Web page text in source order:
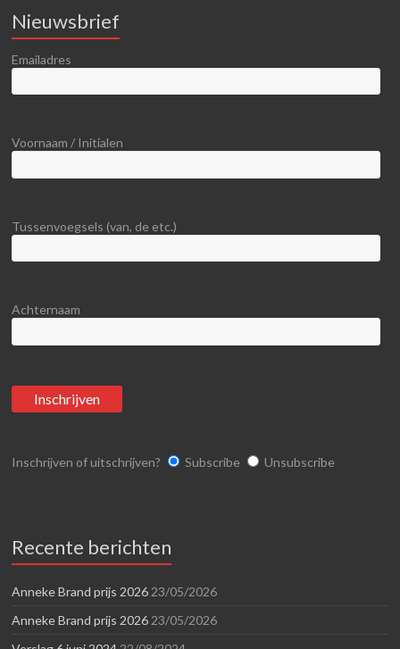
Nieuwsbrief
Emailadres
Voornaam / Initialen
Tussenvoegsels (van, de etc.)
Achternaam
Inschrijven of uitschrijven? Subscribe Unsubscribe
Recente berichten
Anneke Brand prijs 2026 23/05/2026
Anneke Brand prijs 2026 23/05/2026